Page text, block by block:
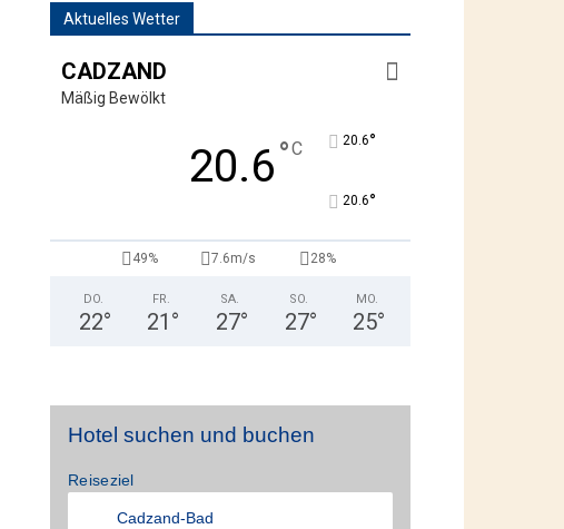
Aktuelles Wetter
CADZAND
Mäßig Bewölkt
20.6°C 20.6°
20.6°
49% 7.6m/s 28%
DO.
22°
FR.
21 °
SA.
27°
SO.
27°
MO.
25°
Hotel suchen und buchen
Reiseziel